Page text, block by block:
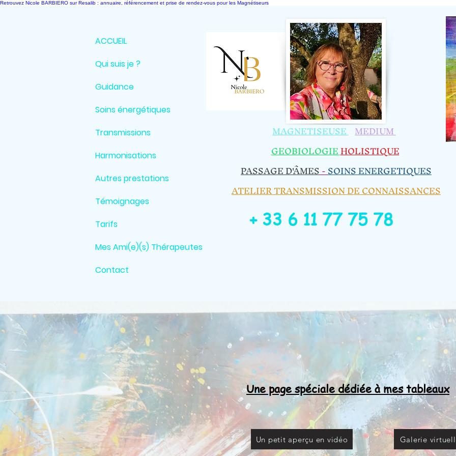
Retrouvez Nicole BARBIERO sur Resalib : annuaire, référencement et prise de rendez-vous pour les Magnétiseurs
ACCUEIL
Qui suis je ?
Guidance
Soins énergétiques
Transmissions
Harmonisations
Autres prestations
Témoignages
Tarifs
Mes Ami(e)(s) Thérapeutes
Contact
MAGNETISEUSE-MEDIUM
GEOBIOLOGIE​HOLISTIQUE​
PASSAGE D'ÂMES-SOINS ENERGETIQUES
ATELIER TRANSMISSION DE CONNAISSANCES
+ 33 6 11 77 75 78
Une page spéciale dédiée à mes tableaux
Un petit aperçu en vidéo Galerie